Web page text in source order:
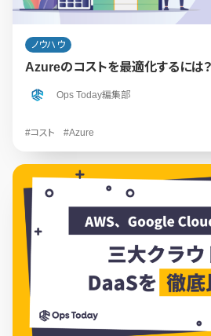
ノウハウ
Azureのコストを最適化するには
Ops Today編集部
#コスト #Azure